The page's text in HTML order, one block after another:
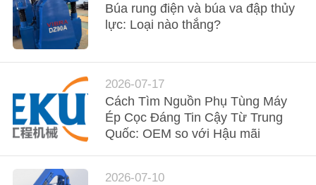
HIỂN
THỊ
VR
VỀ
CHÚNG
TÔI
Búa rung điện và búa va đập thủy
lực: Loại nào thắng?
2026-07-17
Cách Tìm Nguồn Phụ Tùng Máy
Ép Cọc Đáng Tin Cậy Từ Trung
Quốc: OEM so với Hậu mãi
2026-07-10